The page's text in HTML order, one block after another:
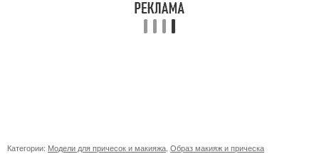
Категории: Модели для причесок и макияжа Образ макияж и прическа